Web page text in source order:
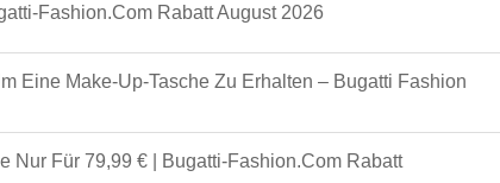
Fashion.Com Rabatt August 2026
Eine Make-Up-Tasche Zu Erhalten – Bugatti Fashion
Nur Für 79,99 € | Bugatti-Fashion.Com Rabatt